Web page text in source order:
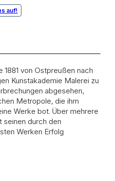
auf!
von Ostpreußen nach
Kunstakademie Malerei zu
abgesehen,
Metropole, die ihm
Werke bot. Über mehrere
seinen durch den
Werken Erfolg